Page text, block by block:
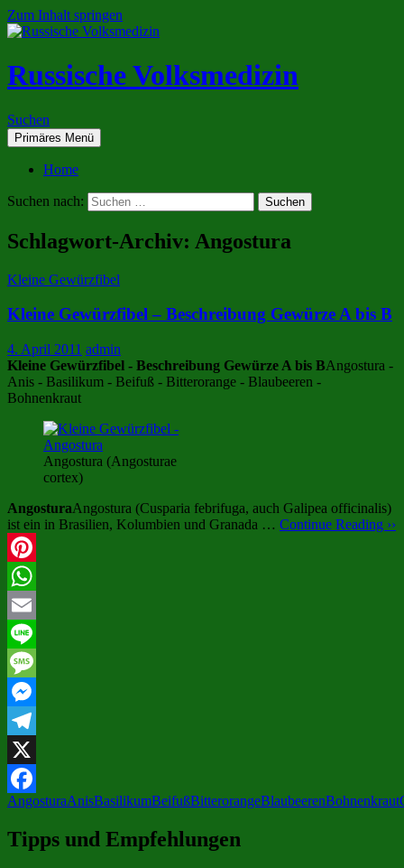
Zum Inhalt springen
Russische Volksmedizin
Suchen
Primäres Menü
Home
Suchen nach:
Schlagwort-Archiv: Angostura
Kleine Gewürzfibel
Kleine Gewürzfibel – Beschreibung Gewürze A bis B
4. April 2011 admin
Kleine Gewürzfibel - Beschreibung Gewürze A bis BAngostura -
Anis - Basilikum - Beifuß - Bitterorange - Blaubeeren -
Bohnenkraut
Angostura (Angosturae
cortex)
AngosturaAngostura (Cusparia febrifuga, auch Galipea officinalis)
ist ein in Brasilien, Kolumbien und Granada … Continue Reading ››
Pinterest
WhatsApp
Email
Line
Message
Messenger
Telegram
X
Facebook
AngosturaAnisBasilikumBeifußBitterorangeBlaubeerenBohnenkraut
Tipps und Empfehlungen